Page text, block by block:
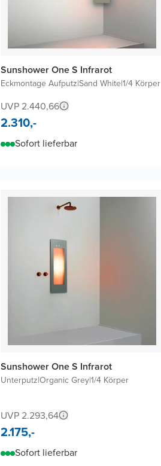
Sunshower One S Infrarot
Eckmontage Aufputz|Sand White|1/4 Körper
UVP 2.440,66
2.310,-
Sofort lieferbar
Sunshower One S Infrarot
Unterputz|Organic Grey|1/4 Körper
UVP 2.293,64
2.175,-
Sofort lieferbar